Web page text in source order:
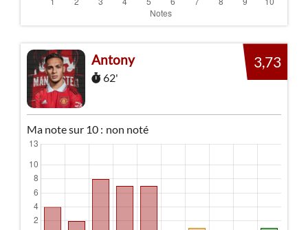
Antony
62'
3,73
Ma note sur 10 : non noté